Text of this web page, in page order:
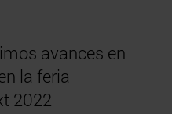
avances en
la feria
2022